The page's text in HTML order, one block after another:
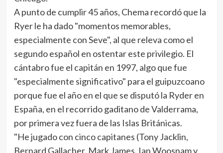
A punto de cumplir 45 años, Chema recordó que la
Ryer le ha dado "momentos memorables,
especialmente con Seve", al que releva como el
segundo español en ostentar este privilegio. El
cántabro fue el capitán en 1997, algo que fue
"especialmente significativo" para el guipuzcoano
porque fue el año en el que se disputó la Ryder en
España, en el recorrido gaditano de Valderrama,
por primera vez fuera de las Islas Británicas.
"He jugado con cinco capitanes (Tony Jacklin,
Bernard Gallacher, Mark James, Ian Woosnam y